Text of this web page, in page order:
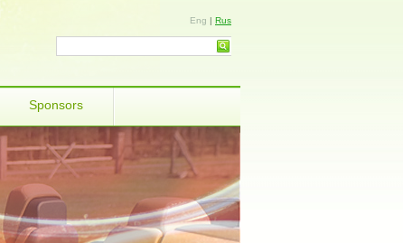
Eng | Rus
Sponsors